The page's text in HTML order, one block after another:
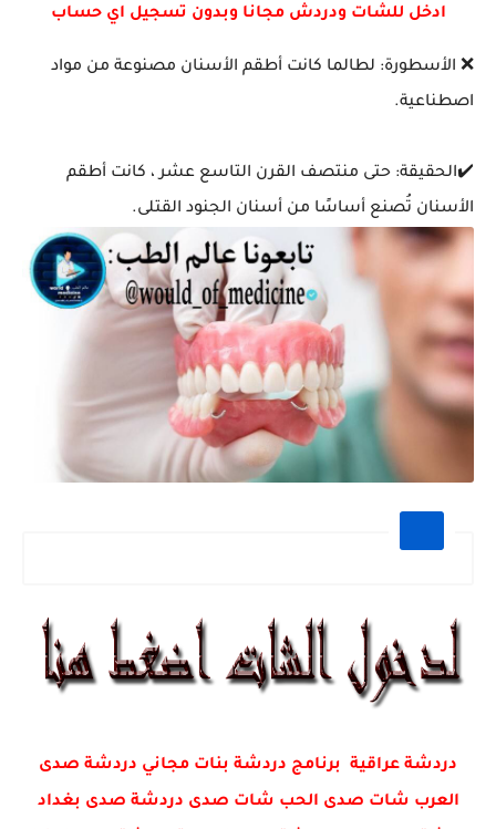
ادخل للشات ودردش مجانا وبدون تسجيل اي حساب
❌ الأسطورة: لطالما كانت أطقم الأسنان مصنوعة من مواد
اصطناعية.
✔️الحقيقة: حتى منتصف القرن التاسع عشر ، كانت أطقم
الأسنان تُصنع أساسًا من أسنان الجنود القتلى.
دردشة عراقية برنامج دردشة بنات مجاني دردشة صدى
العرب شات صدى الحب شات صدى دردشة صدى بغداد